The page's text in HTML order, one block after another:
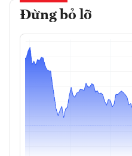
Đừng bỏ lỡ